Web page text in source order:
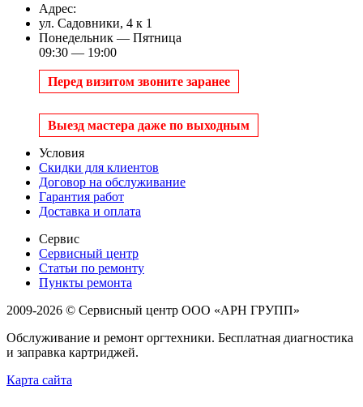
Адрес:
ул. Садовники, 4 к 1
Понедельник — Пятница
09:30 — 19:00
Перед визитом звоните заранее
Выезд мастера даже по выходным
Условия
Скидки для клиентов
Договор на обслуживание
Гарантия работ
Доставка и оплата
Сервис
Сервисный центр
Статьи по ремонту
Пункты ремонта
2009-2026 © Сервисный центр ООО «АРН ГРУПП»
Обслуживание и ремонт оргтехники. Бесплатная диагностика
и заправка картриджей.
Карта сайта